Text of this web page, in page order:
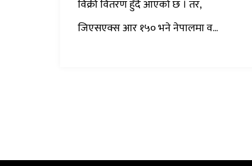
विक्री वितरण हुँदै आएको छ । तर,
जिएसएक्स आर १५० भने नेपालमा व...